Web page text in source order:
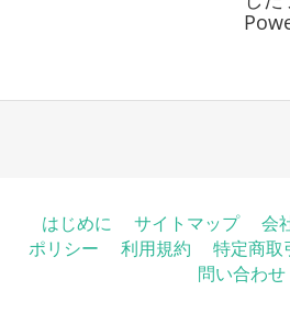
はじめに サイトマップ 会
ポリシー
利用規約 特定商取
問い合わせ